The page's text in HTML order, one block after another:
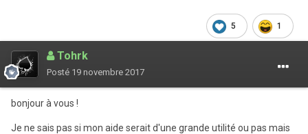
5 1
Tohrk
Posté 19 novembre 2017
bonjour à vous !
Je ne sais pas si mon aide serait d'une grande utilité ou pas mais